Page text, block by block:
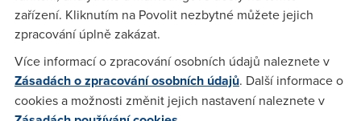
Ivan(17.9.2009 18:07:56)
Není nějaké řešení pro mobilní telefony? Kdysi jsem něco
zaslechl o Opera míní.
Operář(17.9.2009 19:19:28)
zařízení. Kliknutím na Povolit nezbytné můžete jejich
zpracování úplně zakázat.
Více informací o zpracování osobních údajů naleznete v
Zásadách o zpracování osobních údajů. Další informace o
cookies a možnosti změnit jejich nastavení naleznete v